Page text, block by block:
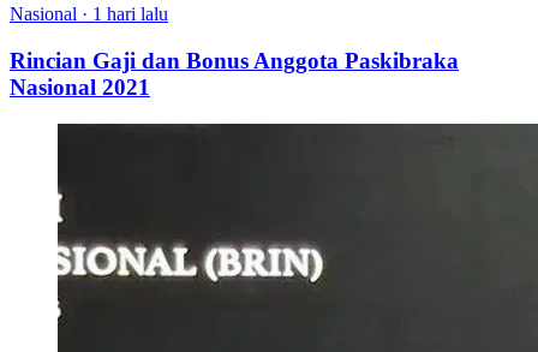
Nasional · 1 hari lalu
Rincian Gaji dan Bonus Anggota Paskibraka
Nasional 2021